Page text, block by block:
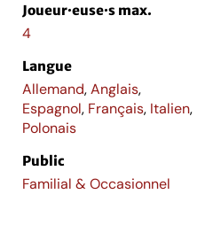
Joueur·euse·s max.
4
Langue
Allemand,Anglais,
Espagnol, Français, Italien,
Polonais
Public
Familial & Occasionnel